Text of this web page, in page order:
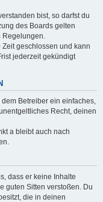
bist, so darfst du
des Boards gelten
Regelungen.
geschlossen und kann
jederzeit gekündigt
Betreiber ein einfaches,
Recht, deinen
a bleibt auch nach
dass er keine Inhalte
guten Sitten verstoßen. Du
die in deinen